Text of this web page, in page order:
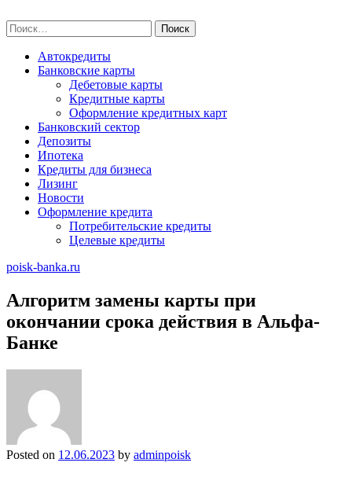
to
content
Найти:
Автокредиты
Банковские карты
Дебетовые карты
Кредитные карты
Оформление кредитных карт
Банковский сектор
Депозиты
Ипотека
Кредиты для бизнеса
Лизинг
Новости
Оформление кредита
Потребительские кредиты
Целевые кредиты
poisk-banka.ru
Алгоритм замены карты при
окончании срока действия в Альфа-
Банке
Posted on 12.06.2023 by adminpoisk